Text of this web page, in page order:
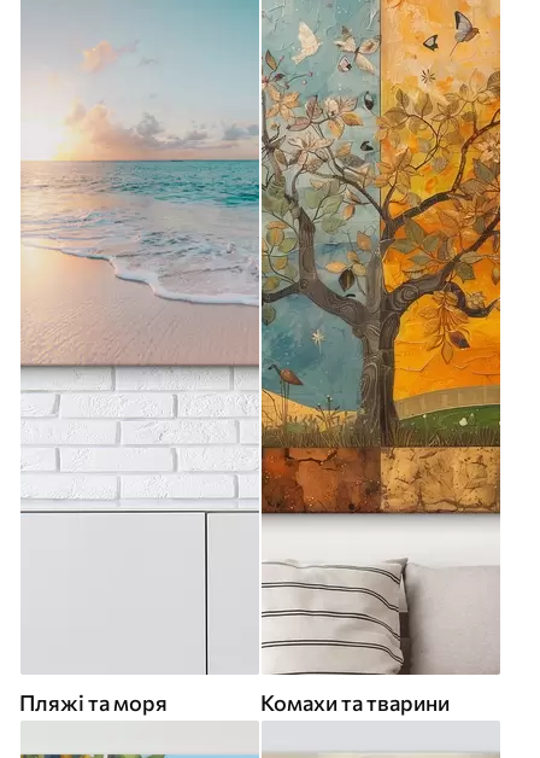
Пляжі та моря Комахи та тварини